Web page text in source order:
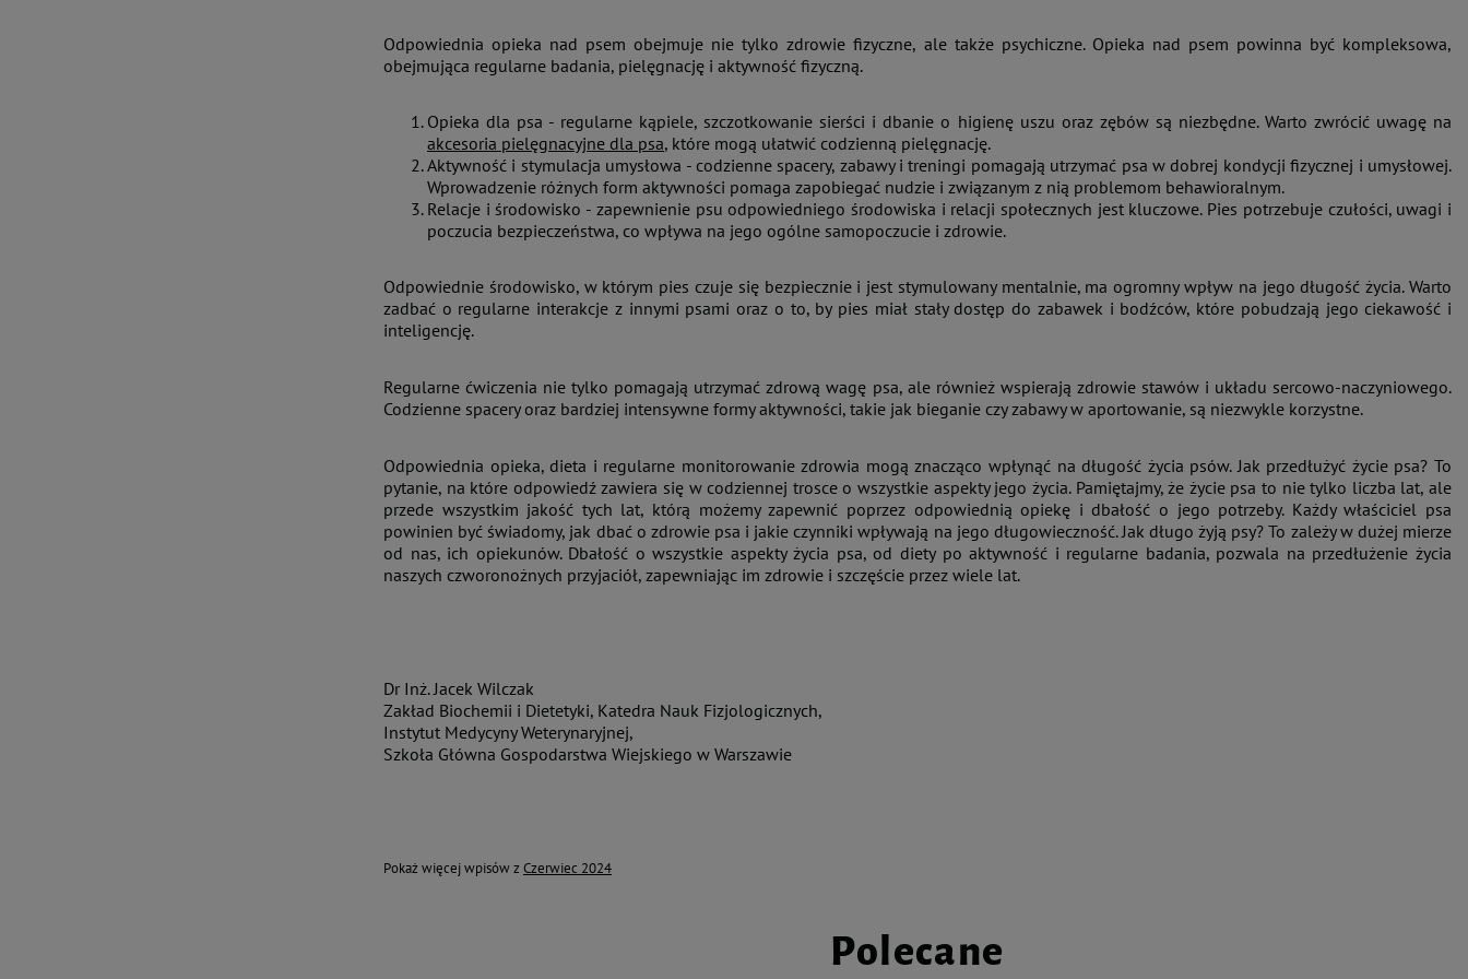
Odpowiednia opieka nad psem obejmuje nie tylko zdrowie fizyczne, ale także psychiczne. Opieka nad psem powinna być kompleksowa,
obejmująca regularne badania, pielęgnację i aktywność fizyczną.
Opieka dla psa - regularne kąpiele, szczotkowanie sierści i dbanie o higienę uszu oraz zębów są niezbędne. Warto zwrócić uwagę na
akcesoria pielęgnacyjne dla psa, które mogą ułatwić codzienną pielęgnację.
Aktywność i stymulacja umysłowa - codzienne spacery, zabawy i treningi pomagają utrzymać psa w dobrej kondycji fizycznej i umysłowej.
Wprowadzenie różnych form aktywności pomaga zapobiegać nudzie i związanym z nią problemom behawioralnym.
Relacje i środowisko - zapewnienie psu odpowiedniego środowiska i relacji społecznych jest kluczowe. Pies potrzebuje czułości, uwagi i
poczucia bezpieczeństwa, co wpływa na jego ogólne samopoczucie i zdrowie.
Odpowiednie środowisko, w którym pies czuje się bezpiecznie i jest stymulowany mentalnie, ma ogromny wpływ na jego długość życia. Warto
zadbać o regularne interakcje z innymi psami oraz o to, by pies miał stały dostęp do zabawek i bodźców, które pobudzają jego ciekawość i
inteligencję.
Regularne ćwiczenia nie tylko pomagają utrzymać zdrową wagę psa, ale również wspierają zdrowie stawów i układu sercowo-naczyniowego.
Codzienne spacery oraz bardziej intensywne formy aktywności, takie jak bieganie czy zabawy w aportowanie, są niezwykle korzystne.
Odpowiednia opieka, dieta i regularne monitorowanie zdrowia mogą znacząco wpłynąć na długość życia psów. Jak przedłużyć życie psa? To
pytanie, na które odpowiedź zawiera się w codziennej trosce o wszystkie aspekty jego życia. Pamiętajmy, że życie psa to nie tylko liczba lat, ale
przede wszystkim jakość tych lat, którą możemy zapewnić poprzez odpowiednią opiekę i dbałość o jego potrzeby. Każdy właściciel psa
powinien być świadomy, jak dbać o zdrowie psa i jakie czynniki wpływają na jego długowieczność. Jak długo żyją psy? To zależy w dużej mierze
od nas, ich opiekunów. Dbałość o wszystkie aspekty życia psa, od diety po aktywność i regularne badania, pozwala na przedłużenie życia
naszych czworonożnych przyjaciół, zapewniając im zdrowie i szczęście przez wiele lat.
Dr Inż. Jacek Wilczak
Zakład Biochemii i Dietetyki, Katedra Nauk Fizjologicznych,
Instytut Medycyny Weterynaryjnej,
Szkoła Główna Gospodarstwa Wiejskiego w Warszawie
Pokaż więcej wpisów z Czerwiec 2024
Polecane